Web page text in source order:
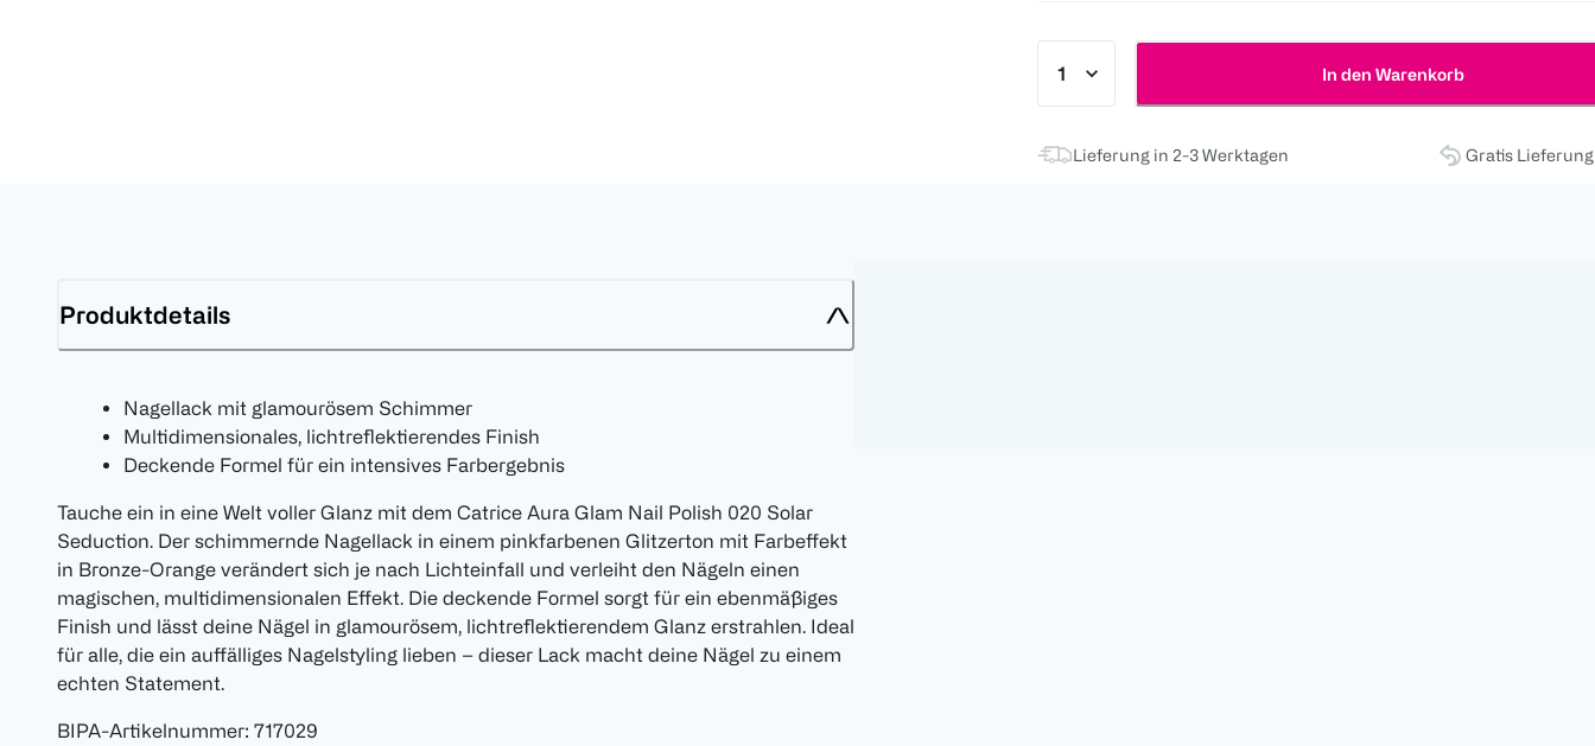
In den Warenkorb
Lieferung in 2-3 Werktagen Gratis
Produktdetails
Nagellack mit glamourösem Schimmer
Multidimensionales, lichtreflektierendes Finish
Deckende Formel für ein intensives Farbergebnis
Tauche ein in eine Welt voller Glanz mit dem Catrice Aura Glam Nail Polish 020 Solar
Seduction. Der schimmernde Nagellack in einem pinkfarbenen Glitzerton mit Farbeffekt
in Bronze-Orange verändert sich je nach Lichteinfall und verleiht den Nägeln einen
magischen, multidimensionalen Effekt. Die deckende Formel sorgt für ein ebenmäßiges
Finish und lässt deine Nägel in glamourösem, lichtreflektierendem Glanz erstrahlen. Ideal
für alle, die ein auffälliges Nagelstyling lieben – dieser Lack macht deine Nägel zu einem
echten Statement.
BIPA-Artikelnummer: 717029